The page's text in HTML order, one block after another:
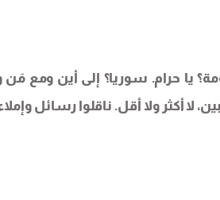
يا حرام. سوريا؟ إلى أين ومع
لا أكثر ولا أقل. ناقلوا رسائل